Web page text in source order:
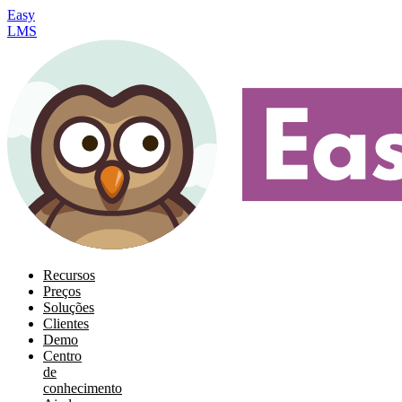
Easy
LMS
Recursos
Preços
Soluções
Clientes
Demo
Centro
de
conhecimento